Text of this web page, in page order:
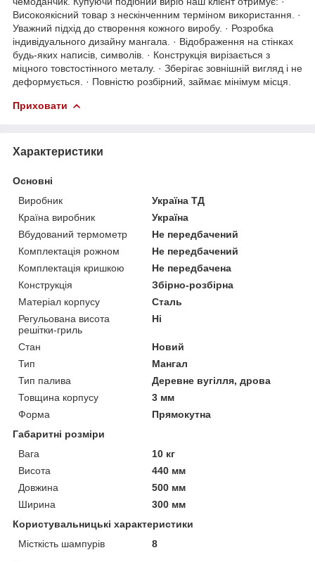
Високоякісний товар з нескінченним терміном використання. ·
Уважний підхід до створення кожного виробу. · Розробка
індивідуального дизайну мангала. · Відображення на стінках
будь-яких написів, символів. · Конструкція вирізається з
міцного товстостінного металу. · Зберігає зовнішній вигляд і не
деформується. · Повністю розбірний, займає мінімум місця.
Приховати
Характеристики
Основні
Виробник
Україна ТД
Країна виробник
Україна
Вбудований термометр
Не передбачений
Комплектація рожном
Не передбачений
Комплектація кришкою
Не передбачена
Конструкція
Збірно-розбірна
Матеріал корпусу
Сталь
Регульована висота
решітки-гриль
Ні
Стан
Новий
Тип
Мангал
Тип палива
Деревне вугілля, дрова
Товщина корпусу
3 мм
Форма
Прямокутна
Габаритні розміри
Вага
10 кг
Висота
440 мм
Довжина
500 мм
Ширина
300 мм
Користувальницькі характеристики
Місткість шампурів
8